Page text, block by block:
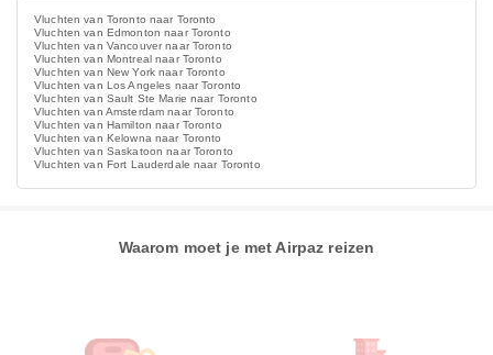
Vluchten van Toronto naar Toronto
Vluchten van Edmonton naar Toronto
Vluchten van Vancouver naar Toronto
Vluchten van Montreal naar Toronto
Vluchten van New York naar Toronto
Vluchten van Los Angeles naar Toronto
Vluchten van Sault Ste Marie naar Toronto
Vluchten van Amsterdam naar Toronto
Vluchten van Hamilton naar Toronto
Vluchten van Kelowna naar Toronto
Vluchten van Saskatoon naar Toronto
Vluchten van Fort Lauderdale naar Toronto
Waarom moet je met Airpaz reizen